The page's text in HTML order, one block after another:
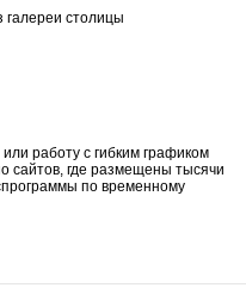
галереи столицы
работу с гибким графиком
сайтов, где размещены тысячи
по временному